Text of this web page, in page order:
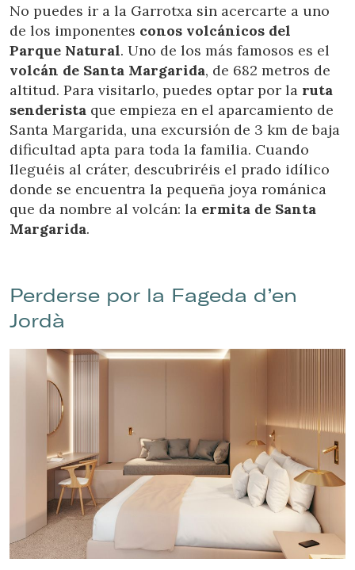
No puedes ir a la Garrotxa sin acercarte a uno
de los imponentes conos volcánicos del
Parque Natural. Uno de los más famosos es el
volcán de Santa Margarida, de 682 metros de
altitud. Para visitarlo, puedes optar por la ruta
senderista que empieza en el aparcamiento de
Santa Margarida, una excursión de 3 km de baja
dificultad apta para toda la familia. Cuando
lleguéis al cráter, descubriréis el prado idílico
donde se encuentra la pequeña joya románica
que da nombre al volcán: la ermita de Santa
Margarida.
Perderse por la Fageda d’en
Jordà